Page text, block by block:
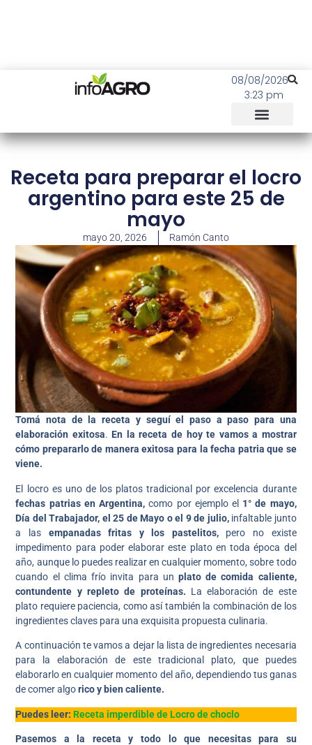
08/08/2026
3:23 pm
Receta para preparar el locro
argentino para este 25 de
mayo
mayo 20, 2026 Ramón Canto
Tomá nota de la receta y seguí el paso a paso para una
elaboración exitosa. En la receta de hoy te vamos a mostrar
cómo prepararlo de manera exitosa para la fecha patria que se
viene.
El locro es uno de los platos tradicional por excelencia durante
fechas patrias en Argentina, como por ejemplo el 1° de mayo,
Día del Trabajador, el 25 de Mayo o el 9 de julio,infaltable junto
a las empanadas fritas y los pastelitos,pero no existe
impedimento para poder elaborar este plato en toda época del
año, aunque lo puedes realizar en cualquier momento, sobre todo
cuando el clima frío invita para un plato de comida caliente,
contundente y repleto de proteínas. La elaboración de este
plato requiere paciencia, como así también la combinación de los
ingredientes claves para una exquisita propuesta culinaria.
A continuación te vamos a dejar la lista de ingredientes necesaria
para la elaboración de este tradicional plato, que puedes
elaborarlo en cualquier momento del año, dependiendo tus ganas
de comer algorico y bien caliente.
Puedes leer:Receta imperdible de Locro de choclo
Pasemos a la receta y todo lo que necesitas para su